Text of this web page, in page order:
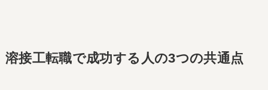
溶接工転職で成功する人の3つの共通点